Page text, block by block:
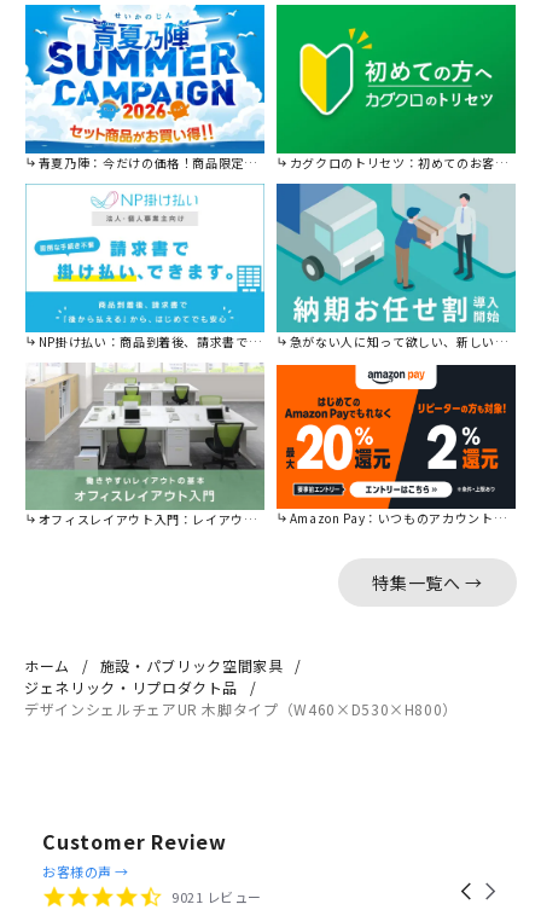
青夏乃陣：今だけの価格！商品限定セール開催中です。 カグクロのトリセツ：初めてのお客様はこちら。
NP掛け払い：商品到着後、請求書で後から払えます。 急がない人に知って欲しい、新しい割引を始めました。
オフィスレイアウト入門：レイアウトの基本をご紹介。 Amazon Pay：いつものアカウントで簡単に決済可能。
特集一覧へ →
ホーム
施設・パブリック空間家具
ジェネリック・リプロダクト品
デザインシェルチェアUR 木脚タイプ（W460×D530×H800）
Customer Review
Reviews
carousel
Carousel
4.4
9021 レビュー
お客様の声 →